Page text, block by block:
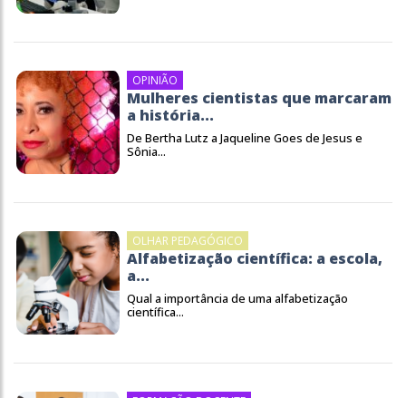
OPINIÃO
Mulheres cientistas que marcaram
a história...
De Bertha Lutz a Jaqueline Goes de Jesus e
Sônia...
OLHAR PEDAGÓGICO
Alfabetização científica: a escola,
a...
Qual a importância de uma alfabetização
científica...